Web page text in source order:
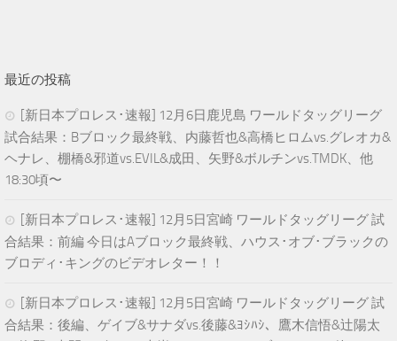
最近の投稿
[新日本プロレス･速報] 12月6日鹿児島 ワールドタッグリーグ
試合結果：Bブロック最終戦、内藤哲也&高橋ヒロムvs.グレオカ&
ヘナレ、棚橋&邪道vs.EVIL&成田、矢野&ボルチンvs.TMDK、他
18:30頃〜
[新日本プロレス･速報] 12月5日宮崎 ワールドタッグリーグ 試
合結果：前編 今日はAブロック最終戦、ハウス･オブ･ブラックの
ブロディ･キングのビデオレター！！
[新日本プロレス･速報] 12月5日宮崎 ワールドタッグリーグ 試
合結果：後編、ゲイブ&サナダvs.後藤&ﾖｼﾊｼ、鷹木信悟&辻陽太